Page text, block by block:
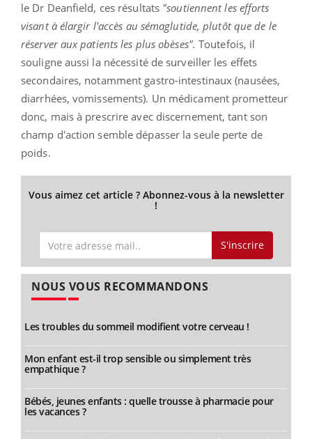
le Dr Deanfield, ces résultats "soutiennent les efforts
visant à élargir l'accès au sémaglutide, plutôt que de le
réserver aux patients les plus obèses". Toutefois, il
souligne aussi la nécessité de surveiller les effets
secondaires, notamment gastro-intestinaux (nausées,
diarrhées, vomissements). Un médicament prometteur
donc, mais à prescrire avec discernement, tant son
champ d'action semble dépasser la seule perte de
poids.
Vous aimez cet article ? Abonnez-vous à la newsletter
!
S'inscrire
NOUS VOUS RECOMMANDONS
Les troubles du sommeil modifient votre cerveau !
Mon enfant est-il trop sensible ou simplement très
empathique ?
Bébés, jeunes enfants : quelle trousse à pharmacie pour
les vacances ?